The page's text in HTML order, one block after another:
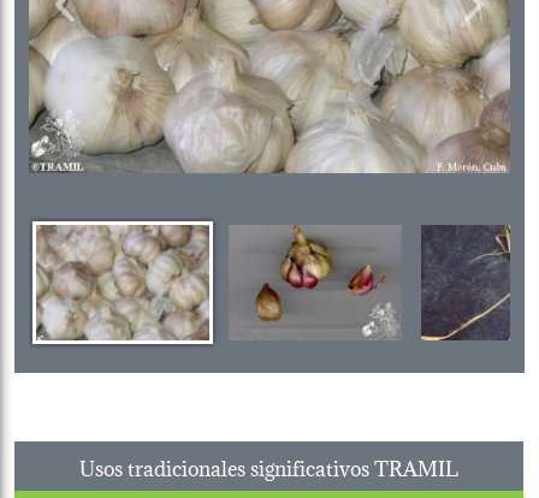
Previous Next
Usos tradicionales significativos TRAMIL